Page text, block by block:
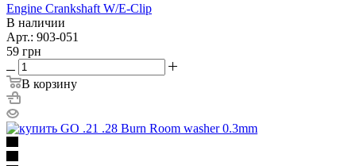
Engine Crankshaft W/E-Clip
В наличии
Арт.: 903-051
59 грн
В корзину